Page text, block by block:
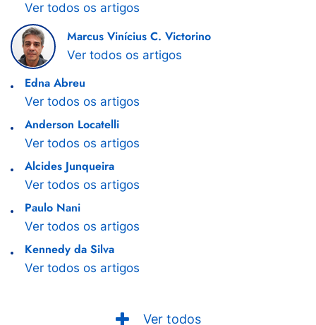
Ver todos os artigos
Marcus Vinícius C. Victorino
Ver todos os artigos
Edna Abreu
Ver todos os artigos
Anderson Locatelli
Ver todos os artigos
Alcides Junqueira
Ver todos os artigos
Paulo Nani
Ver todos os artigos
Kennedy da Silva
Ver todos os artigos
Ver todos